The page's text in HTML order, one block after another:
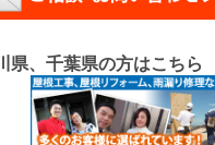
県、千葉県の方はこちら